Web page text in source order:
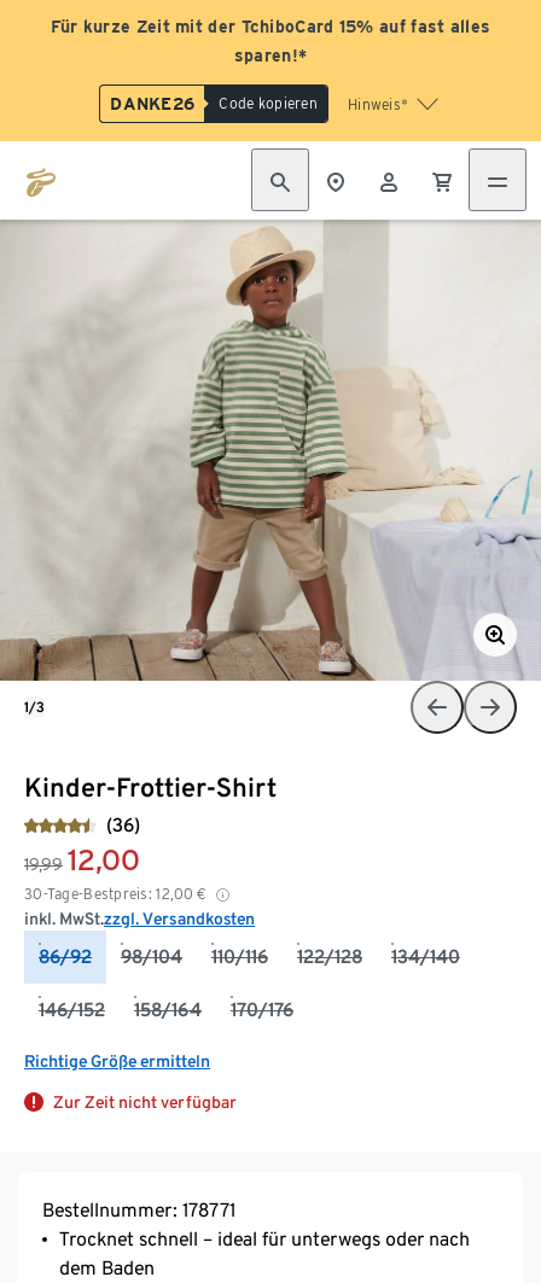
Für kurze Zeit mit der TchiboCard 15% auf fast alles
sparen!*
DANKE26 Code kopieren Hinweis*
Kinder-Frottier-Shirt
(36)
19,99 12,00
30-Tage-Bestpreis: 12,00 €
inkl. MwSt.zzgl. Versandkosten
86/92 98/104 110/116 122/128 134/140
146/152 158/164 170/176
Richtige Größe ermitteln
Zur Zeit nicht verfügbar
1/3
Bestellnummer: 178771
Trocknet schnell – ideal für unterwegs oder nach
dem Baden